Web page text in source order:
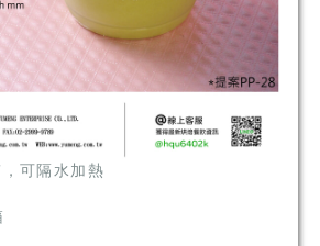
可隔水加熱